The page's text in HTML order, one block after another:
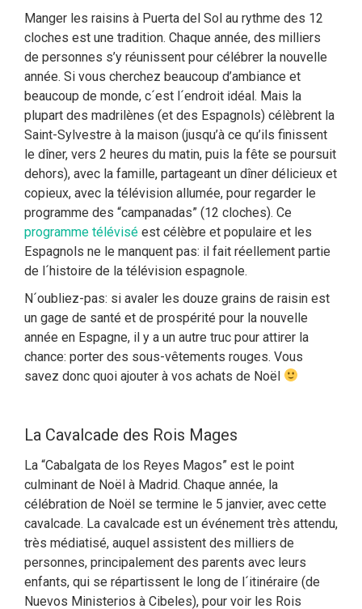
Manger les raisins à Puerta del Sol au rythme des 12
cloches est une tradition. Chaque année, des milliers
de personnes s’y réunissent pour célébrer la nouvelle
année. Si vous cherchez beaucoup d’ambiance et
beaucoup de monde, c´est l´endroit idéal. Mais la
plupart des madrilènes (et des Espagnols) célèbrent la
Saint-Sylvestre à la maison (jusqu’à ce qu’ils finissent
le dîner, vers 2 heures du matin, puis la fête se poursuit
dehors), avec la famille, partageant un dîner délicieux et
copieux, avec la télévision allumée, pour regarder le
programme des “campanadas” (12 cloches). Ce
programme télévisé est célèbre et populaire et les
Espagnols ne le manquent pas: il fait réellement partie
de l´histoire de la télévision espagnole.
N´oubliez-pas: si avaler les douze grains de raisin est
un gage de santé et de prospérité pour la nouvelle
année en Espagne, il y a un autre truc pour attirer la
chance: porter des sous-vêtements rouges. Vous
savez donc quoi ajouter à vos achats de Noël
La Cavalcade des Rois Mages
La “Cabalgata de los Reyes Magos” est le point
culminant de Noël à Madrid. Chaque année, la
célébration de Noël se termine le 5 janvier, avec cette
cavalcade. La cavalcade est un événement très attendu,
très médiatisé, auquel assistent des milliers de
personnes, principalement des parents avec leurs
enfants, qui se répartissent le long de l´itinéraire (de
Nuevos Ministerios à Cibeles), pour voir les Rois